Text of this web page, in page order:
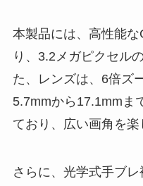
本製品には、高性能
り、3.2メガピクセル
た、レンズは、6倍ズ
5.7mmから17.1mmま
ており、広い画角を楽
さらに、光学式手ブ